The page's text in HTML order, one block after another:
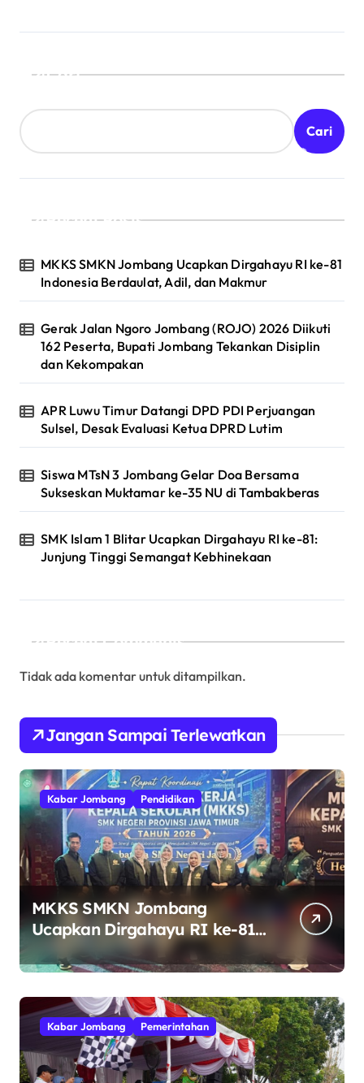
Cari
Cari
Recent Posts
MKKS SMKN Jombang Ucapkan Dirgahayu RI ke-81
Indonesia Berdaulat, Adil, dan Makmur
Gerak Jalan Ngoro Jombang (ROJO) 2026 Diikuti
162 Peserta, Bupati Jombang Tekankan Disiplin
dan Kekompakan
APR Luwu Timur Datangi DPD PDI Perjuangan
Sulsel, Desak Evaluasi Ketua DPRD Lutim
Siswa MTsN 3 Jombang Gelar Doa Bersama
Sukseskan Muktamar ke-35 NU di Tambakberas
SMK Islam 1 Blitar Ucapkan Dirgahayu RI ke-81:
Junjung Tinggi Semangat Kebhinekaan
Recent Comments
Tidak ada komentar untuk ditampilkan.
Jangan Sampai Terlewatkan
Kabar Jombang Pendidikan
MKKS SMKN Jombang
Ucapkan Dirgahayu RI ke-81
Indonesia Berdaulat, Adil, dan
Makmur
Kabar Jombang Pemerintahan